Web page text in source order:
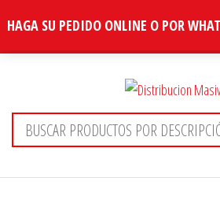
HAGA SU PEDIDO ONLINE O POR
Distribucion Masiva